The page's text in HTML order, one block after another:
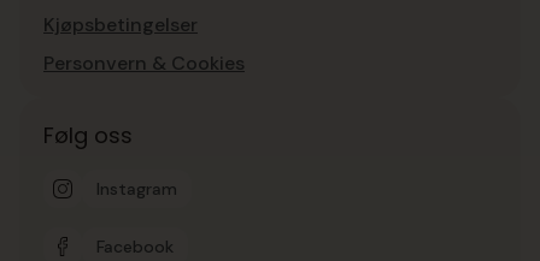
Kjøpsbetingelser
Personvern & Cookies
Følg oss
Instagram
Facebook